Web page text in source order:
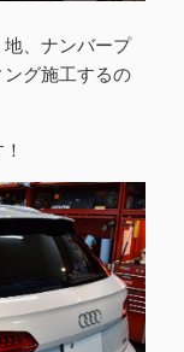
、ナンバープ
グ施工するの